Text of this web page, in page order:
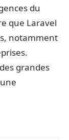
du
que Laravel
notamment
grandes